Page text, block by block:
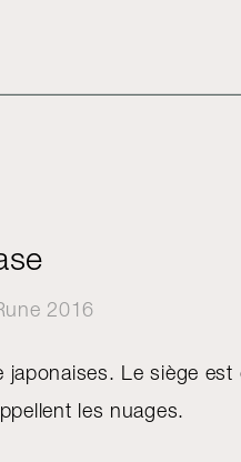
2016
Le siège est
les nuages.